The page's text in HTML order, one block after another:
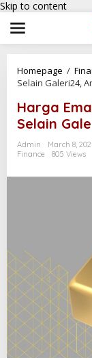
Skip to content
Homepage /
Selain Galeri24,
Harga
Selain
Admin
March 8,
Finance
805 Views